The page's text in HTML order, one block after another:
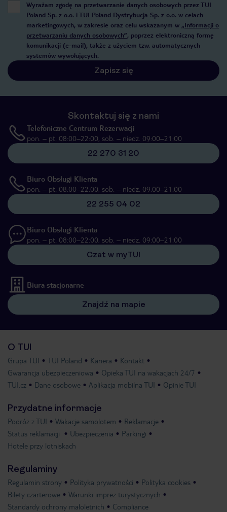
Wyrażam zgodę na przetwarzanie danych osobowych przez TUI
Poland Sp. z o.o. i TUI Poland Dystrybucja Sp. z o.o. w celach
marketingowych, w zakresie oraz celu wskazanym w „Informacji o
przetwarzaniu danych osobowych”, poprzez elektroniczną formę
komunikacji (e-mail), także z użyciem tzw. automatycznych
systemów wywołujących.
Zapisz się
Skontaktuj się z nami
Telefoniczne Centrum Rezerwacji
pon. – pt. 08:00–22:00, sob. – niedz. 09:00–21:00
22 270 31 20
Biuro Obsługi Klienta
pon. – pt. 08:00–22:00, sob. – niedz. 09:00–21:00
22 255 04 02
Biuro Obsługi Klienta
pon. – pt. 08:00–22:00, sob. – niedz. 09:00–21:00
Czat w myTUI
Biura stacjonarne
Znajdź na mapie
O TUI
Grupa TUI TUI Poland Kariera
Kontakt
Gwarancja ubezpieczeniowa
Opieka TUI na wakacjach 24/7
TUI.cz
Dane osobowe Aplikacja mobilna TUI Opinie TUI
Przydatne informacje
Podróż z TUI Wakacje samolotem
Reklamacje
Status reklamacji
Ubezpieczenia
Parkingi
Hotele przy lotniskach
Regulaminy
Regulamin strony Polityka prywatności
Polityka cookies
Bilety czarterowe
Warunki imprez turystycznych
Standardy ochrony małoletnich
Compliance